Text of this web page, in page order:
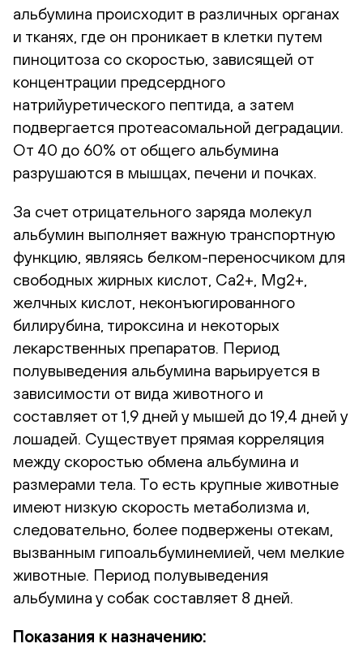
альбумина происходит в различных органах
и тканях, где он проникает в клетки путем
пиноцитоза со скоростью, зависящей от
концентрации предсердного
натрийуретического пептида, а затем
подвергается протеасомальной деградации.
От 40 до 60% от общего альбумина
разрушаются в мышцах, печени и почках.
За счет отрицательного заряда молекул
альбумин выполняет важную транспортную
функцию, являясь белком-переносчиком для
свободных жирных кислот, Ca2+, Mg2+,
желчных кислот, неконъюгированного
билирубина, тироксина и некоторых
лекарственных препаратов. Период
полувыведения альбумина варьируется в
зависимости от вида животного и
составляет от 1,9 дней у мышей до 19,4 дней у
лошадей. Существует прямая корреляция
между скоростью обмена альбумина и
размерами тела. То есть крупные животные
имеют низкую скорость метаболизма и,
следовательно, более подвержены отекам,
вызванным гипоальбуминемией, чем мелкие
животные. Период полувыведения
альбумина у собак составляет 8 дней.
Показания к назначению: